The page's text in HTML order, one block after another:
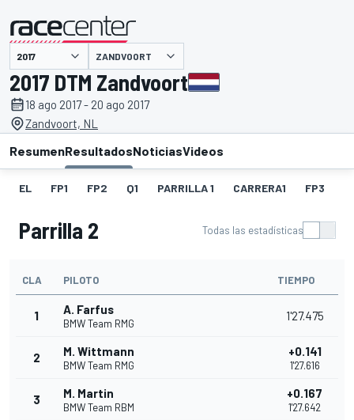
presentado por ZANDVOORT
2017 DTM Zandvoort
18 ago 2017 - 20 ago 2017
Zandvoort, NL
ResumenResultadosNoticiasVideos
EL FP1 FP2 Q1 PARRILLA 1 CARRERA1 FP3
Parrilla 2 Todas las estadísticas
CLA PILOTO TIEMPO
1 A. Farfus
BMW Team RMG
1'27.475
2 M. Wittmann
BMW Team RMG
+0.141
1'27.616
3 M. Martin
BMW Team RBM
+0.167
1'27.642